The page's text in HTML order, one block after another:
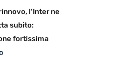
l’Inter ne
subito:
fortissima